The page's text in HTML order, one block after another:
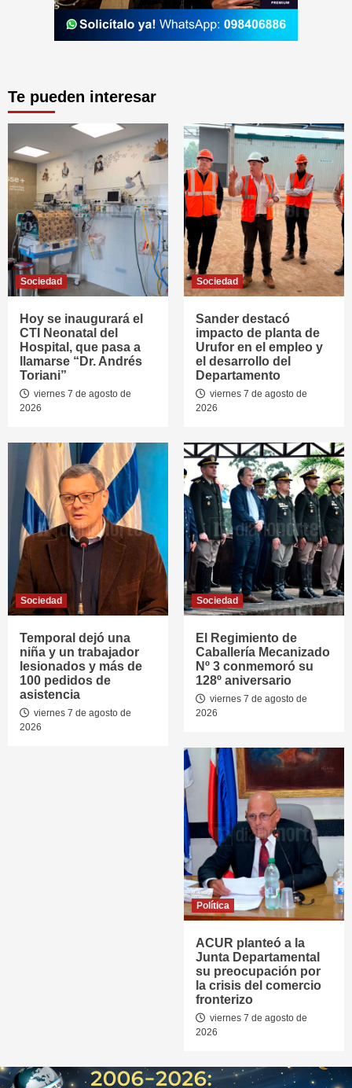
Te pueden interesar
Sociedad
Hoy se inaugurará el
CTI Neonatal del
Hospital, que pasa a
llamarse “Dr. Andrés
Toriani”
viernes 7 de agosto de
2026
Sociedad
Sander destacó
impacto de planta de
Urufor en el empleo y
el desarrollo del
Departamento
viernes 7 de agosto de
2026
Sociedad
Temporal dejó una
niña y un trabajador
lesionados y más de
100 pedidos de
asistencia
viernes 7 de agosto de
2026
Sociedad
El Regimiento de
Caballería Mecanizado
Nº 3 conmemoró su
128º aniversario
viernes 7 de agosto de
2026
Política
ACUR planteó a la
Junta Departamental
su preocupación por
la crisis del comercio
fronterizo
viernes 7 de agosto de
2026